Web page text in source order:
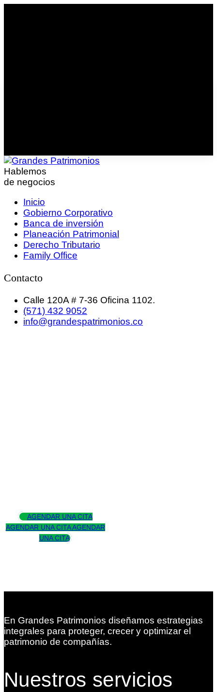
Hablemos
de negocios
Inicio
Gobierno Corporativo
Banca de inversión
Planeación Patrimonial
Derecho Tributario
Family Office
Contacto
Calle 120A # 7-36 Oficina 1102.
(571) 432 9052
info@grandespatrimonios.co
AGENDAR UNA CITA
AGENDAR UNA CITA AGENDAR
UNA CITA
En Grandes Patrimonios diseñamos estrategias
integrales para proteger, crecer y optimizar el
patrimonio de compañías.
Nuestros servicios